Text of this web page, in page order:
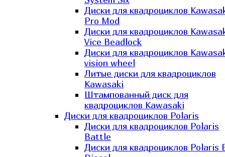
Диски для квадроциклов
Pro Mod
Диски для квадроциклов
Vice Beadlock
Диски для квадроциклов
vision wheel
Литые диски для квадроциклов
Kawasaki​
Штампованный диск для
квадроциклов Kawasaki​
Диски для квадроциклов Polaris
Диски для квадроциклов Polaris
Battle
Диски для квадроциклов Polaris